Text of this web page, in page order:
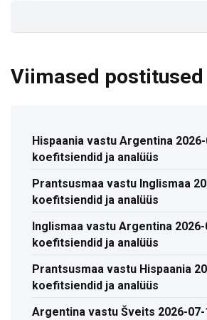
Viimased postitused
Hispaania vastu Argentina
koefitsiendid ja analüüs
Prantsusmaa vastu Inglismaa
koefitsiendid ja analüüs
Inglismaa vastu Argentina 2026-
koefitsiendid ja analüüs
Prantsusmaa vastu Hispaania
koefitsiendid ja analüüs
Argentina vastu Šveits 2026-07-